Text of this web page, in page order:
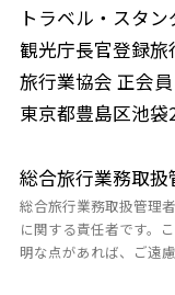
トラベル・スタ
観光庁長官登録旅
旅行業協会 正会員
東京都豊島区池
総合旅行業務取扱
総合旅行業務取扱管理
に関する責任者です。
明な点があれば、ご遠